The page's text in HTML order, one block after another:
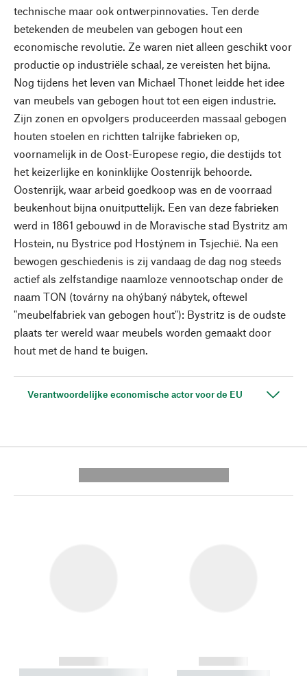
technische maar ook ontwerpinnovaties. Ten derde
betekenden de meubelen van gebogen hout een
economische revolutie. Ze waren niet alleen geschikt voor
productie op industriële schaal, ze vereisten het bijna.
Nog tijdens het leven van Michael Thonet leidde het idee
van meubels van gebogen hout tot een eigen industrie.
Zijn zonen en opvolgers produceerden massaal gebogen
houten stoelen en richtten talrijke fabrieken op,
voornamelijk in de Oost-Europese regio, die destijds tot
het keizerlijke en koninklijke Oostenrijk behoorde.
Oostenrijk, waar arbeid goedkoop was en de voorraad
beukenhout bijna onuitputtelijk. Een van deze fabrieken
werd in 1861 gebouwd in de Moravische stad Bystritz am
Hostein, nu Bystrice pod Hostýnem in Tsjechië. Na een
bewogen geschiedenis is zij vandaag de dag nog steeds
actief als zelfstandige naamloze vennootschap onder de
naam TON (továrny na ohýbaný nábytek, oftewel
"meubelfabriek van gebogen hout"): Bystritz is de oudste
plaats ter wereld waar meubels worden gemaakt door
hout met de hand te buigen.
Verantwoordelijke economische actor voor de EU
------------
----------- ----------- --------
------------